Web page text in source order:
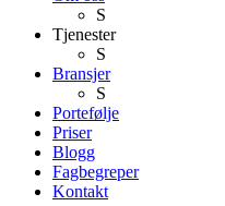
S
Tjenester
S
Bransjer
S
Portefølje
Priser
Blogg
Fagbegreper
Kontakt